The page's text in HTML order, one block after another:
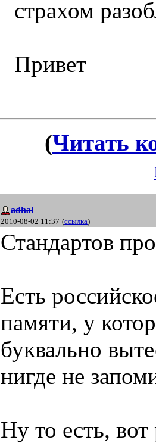
страхом
Привет
(Читать
adhal
2010-08-02 11:37 (ссылка)
Стандартов
Есть
памяти, у
буквально
нигде не
Ну то есть,